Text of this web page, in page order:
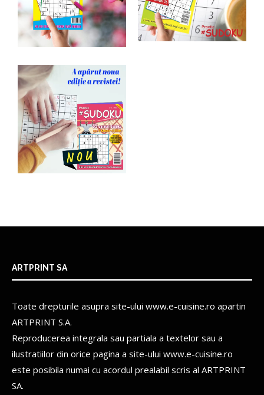
ARTPRINT SA
Toate drepturile asupra site-ului www.e-cuisine.ro apartin
ARTPRINT S.A.
Reproducerea integrala sau partiala a textelor sau a
ilustratiilor din orice pagina a site-ului www.e-cuisine.ro
este posibila numai cu acordul prealabil scris al ARTPRINT
SA.